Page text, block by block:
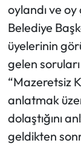
oylandı ve
Belediye
üyelerinin
gelen
“Mazeretsiz
anlatmak
dolaştığını
geldikten